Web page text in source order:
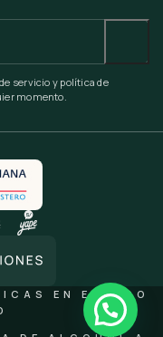
servicio y política de
momento.
EN EXCESO